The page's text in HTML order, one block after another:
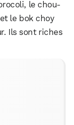
le chou-
le bok choy
Ils sont riches